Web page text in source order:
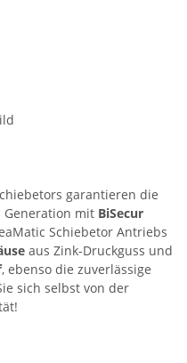
garantieren die
mit BiSecur
Schiebetor Antriebs
aus Zink-Druckguss und
, ebenso die zuverlässige
sich selbst von der